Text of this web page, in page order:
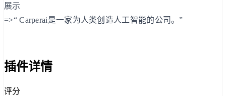
展示
=>“ Carperai是一家为人类创造人工智能的公司。”
插件详情
评分